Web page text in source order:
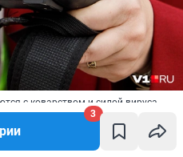
3
с коварством и силой вируса